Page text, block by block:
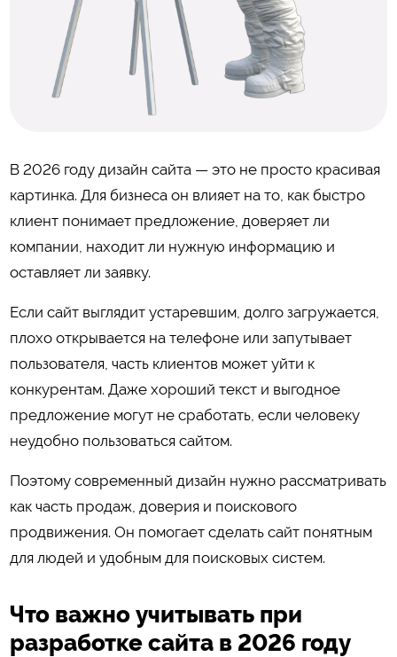
В 2026 году дизайн сайта — это не просто красивая
картинка. Для бизнеса он влияет на то, как быстро
клиент понимает предложение, доверяет ли
компании, находит ли нужную информацию и
оставляет ли заявку.
Если сайт выглядит устаревшим, долго загружается,
плохо открывается на телефоне или запутывает
пользователя, часть клиентов может уйти к
конкурентам. Даже хороший текст и выгодное
предложение могут не сработать, если человеку
неудобно пользоваться сайтом.
Поэтому современный дизайн нужно рассматривать
как часть продаж, доверия и поискового
продвижения. Он помогает сделать сайт понятным
для людей и удобным для поисковых систем.
Что важно учитывать при
разработке сайта в 2026 году